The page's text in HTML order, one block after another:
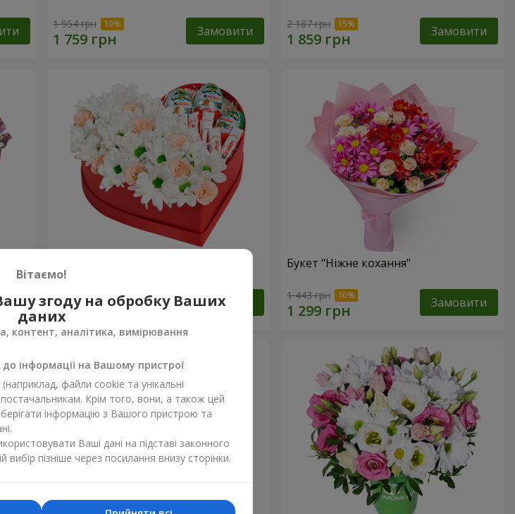
1 954 грн Замовити 2 187 грн Замовити
2 124 грн Замовити
Букет "Ніжне кохання"
1 443 грн Замовити
Вітаємо!
згоду на обробку Ваших
даних
контент, аналітика, вимірювання
інформації на Вашому пристрої
файли cookie та унікальні
Крім того, вони, а також цей
інформацію з Вашого пристрою та
Ваші дані на підставі законного
вибір пізніше через посилання внизу сторінки.